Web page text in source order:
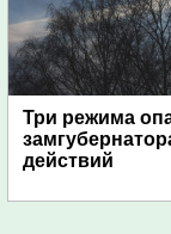
Три режима
действий